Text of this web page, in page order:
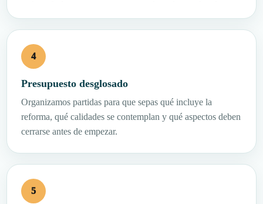
Presupuesto desglosado
Organizamos partidas para que sepas qué incluye la
reforma, qué calidades se contemplan y qué aspectos deben
cerrarse antes de empezar.